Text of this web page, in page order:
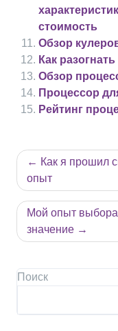
стоимость
Обзор
Как
Обзор
Процессор
Рейтинг
Навигация
по
записям
Как я прошил
опыт
Мой опыт
значение
Поиск